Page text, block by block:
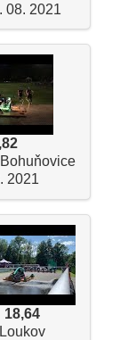
08. 2021
2021
18,64
Loukov